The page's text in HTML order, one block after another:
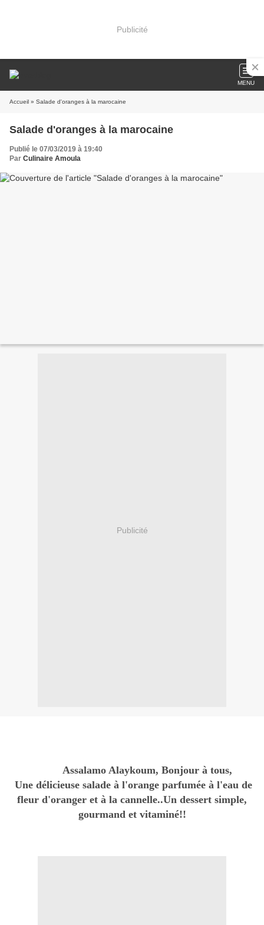
Publicité
MENU
Accueil » Salade d'oranges à la marocaine
Salade d'oranges à la marocaine
Publié le 07/03/2019 à 19:40
Par Culinaire Amoula
Publicité
Assalamo Alaykoum, Bonjour à tous,
Une délicieuse salade à l'orange parfumée à l'eau de
fleur d'oranger et à la cannelle..Un dessert simple,
gourmand et vitaminé!!